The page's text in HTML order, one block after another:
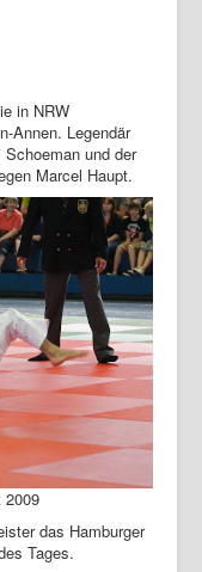
in NRW
Annen. Legendär
und der
Marcel Haupt.
2009
das Hamburger
Tages.